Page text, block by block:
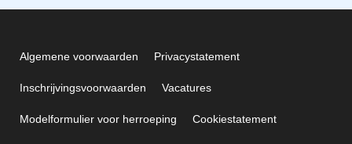
Algemene voorwaarden Privacystatement
Inschrijvingsvoorwaarden Vacatures
Modelformulier voor herroeping Cookiestatement